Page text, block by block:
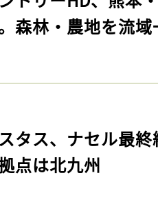
森林・農地を流
スタス、ナセル最
点は北九州